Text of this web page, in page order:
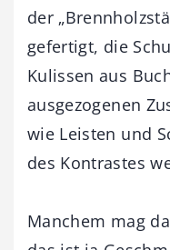
der
gefertigt, die
Kulissen aus
ausgezogenen
wie Leisten und
des Kontrastes
Manchem mag